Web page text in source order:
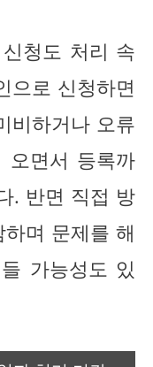
청도 처리 속
으로 신청하면
비하거나 오류
면서 등록까
. 반면 직접 방
며 문제를 해
가능성도 있